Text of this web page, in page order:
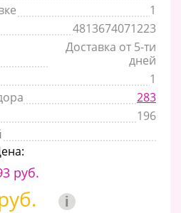
1
4813674071223
Доставка от 5-ти
дней
1
283
196
руб.
i